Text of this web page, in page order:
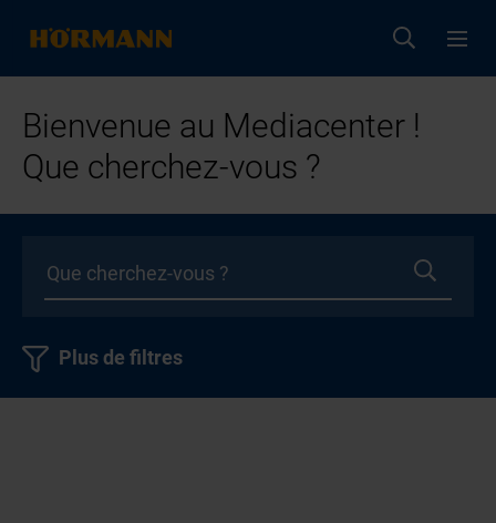
Bienvenue au Mediacenter !
Que cherchez-vous ?
Plus de filtres